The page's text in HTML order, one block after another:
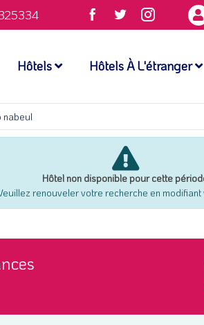
Hôtels Hôtels À L'étranger
nabeul
Hôtel non disponible pour cette
renouveler votre recherche en